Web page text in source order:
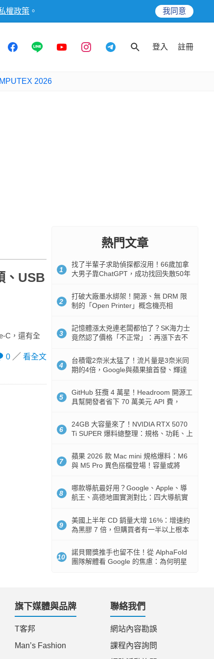
權政策 。 我同意
登入 註冊
2026
、USB
C，還有全
0
看全文
熱門文章
1
找了半輩子求助偵探都沒用！66歲加拿
大男子靠ChatGPT，成功找回失散50年
2
打破大廠墨水綁架！開源、無 DRM 限
制的「Open Printer」概念機亮相
3
記憶體漲太兇連老闆都怕了？SK海力士
竟然認了價格「不正常」：再漲下去不
4
台積電2奈米太猛了！流片量是3奈米同
期的4倍，Google與蘋果搶首發、輝達
5
GitHub 狂攬 4 萬星！Headroom 開源工
具幫開發者省下 70 萬美元 API 費，
6
24GB 大容量來了！NVIDIA RTX 5070
Ti SUPER 爆料總整理：規格、功耗、上
7
蘋果 2026 款 Mac mini 規格爆料：M6
與 M5 Pro 異色搭檔登場！容量或將
8
哪款導航最好用？Google、Apple、導
航王、高德地圖實測對比：四大導航實
9
美國上半年 CD 銷量大增 16%：增速約
為黑膠 7 倍，但購買者有一半以上根本
10
諾貝爾獎推手也留不住！從 AlphaFold
團隊解體看 Google 的焦慮：為何明星
旗下媒體與品牌
T客邦
Man’s Fashion
聯絡我們
網站內容勘誤
課程內容詢問